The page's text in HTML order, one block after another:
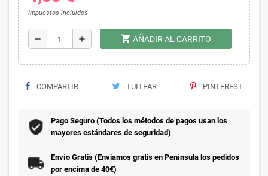
Impuestos incluidos
remove add shopping_cart AÑADIR AL CARRITO
COMPARTIR TUITEAR PINTEREST
Pago Seguro (Todos los métodos de pagos usan los
mayores estándares de seguridad)
Envío Gratis (Enviamos gratis en Península los pedidos
por encima de 40€)